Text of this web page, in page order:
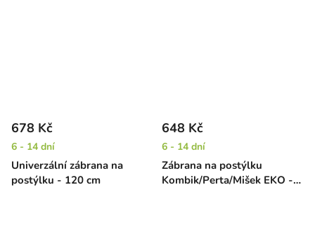
Univerzální zábrana na
postýlku - 120 cm
678 Kč
6 - 14 dní
Zábrana na postýlku
Kombik/Perta/Mišek EKO -
648 Kč
6 - 14 dní